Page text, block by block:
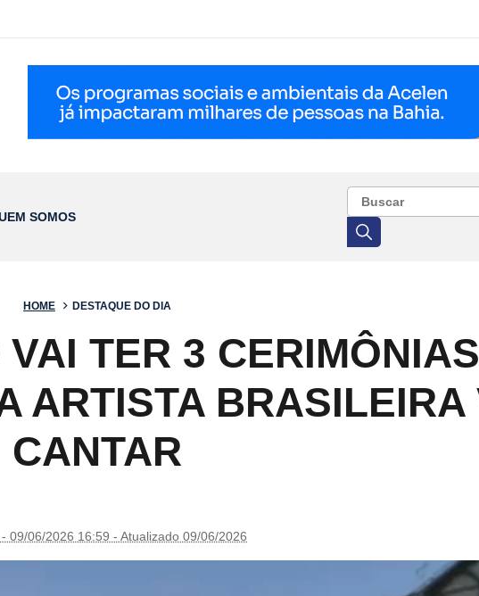
SOMOS
HOME DESTAQUE DO DIA
TER 3
ARTISTA BRASILEIRA
CANTAR
- 09/06/2026 16:59 - Atualizado 09/06/2026